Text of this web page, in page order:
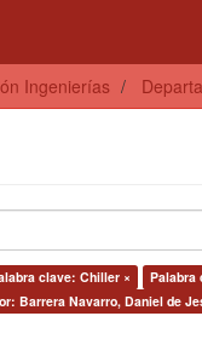
Ingenierías
clave: Chiller × Palabra
Barrera Navarro, Daniel de